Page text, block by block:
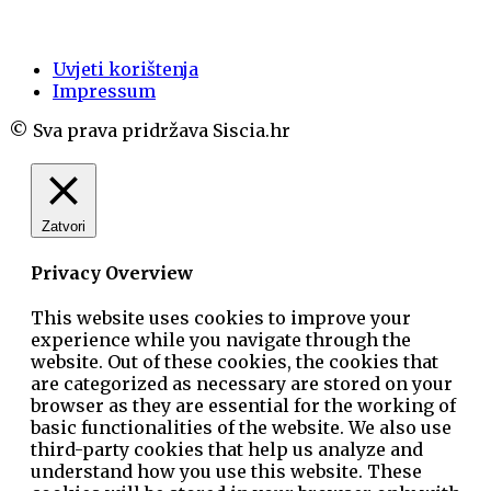
Uvjeti korištenja
Impressum
© Sva prava pridržava Siscia.hr
Zatvori
Privacy Overview
This website uses cookies to improve your
experience while you navigate through the
website. Out of these cookies, the cookies that
are categorized as necessary are stored on your
browser as they are essential for the working of
basic functionalities of the website. We also use
third-party cookies that help us analyze and
understand how you use this website. These